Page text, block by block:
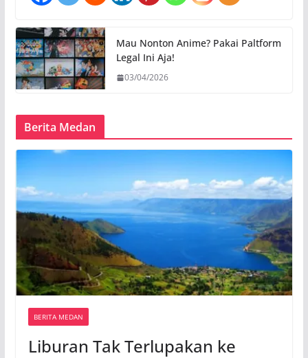
Mau Nonton Anime? Pakai Paltform
Legal Ini Aja!
03/04/2026
Berita Medan
BERITA MEDAN
Liburan Tak Terlupakan ke